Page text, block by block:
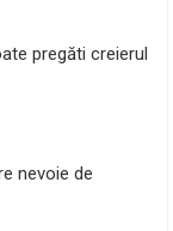
pregăti creierul
nevoie de